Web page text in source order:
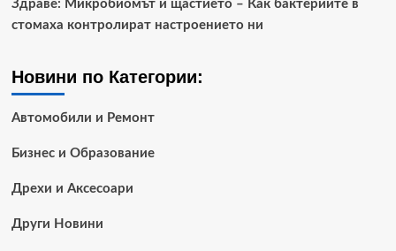
Здраве: Микробиомът и щастието – Как бактериите в
стомаха контролират настроението ни
Новини по Категории:
Автомобили и Ремонт
Бизнес и Образование
Дрехи и Аксесоари
Други Новини